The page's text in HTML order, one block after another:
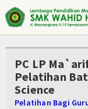
Beranda
Tulisan
Berita
PC LP
Pelatihan
Science
Pelatihan Bagi